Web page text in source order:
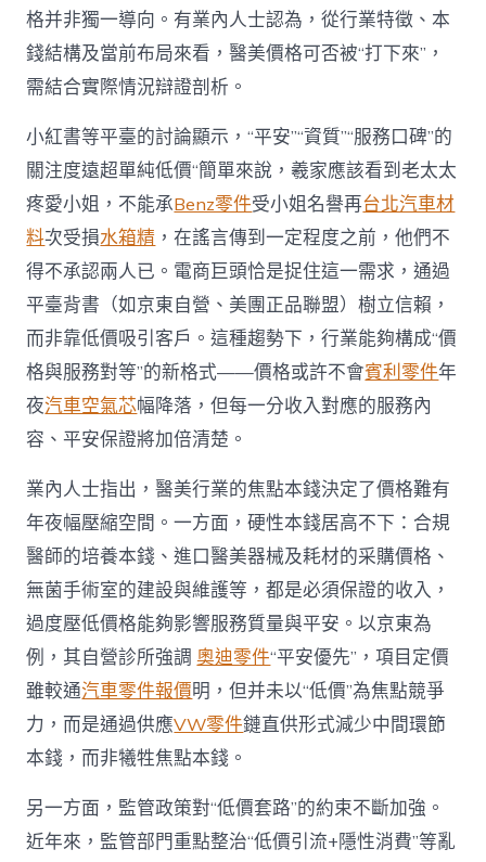
格并非獨一導向。有業內人士認為，從行業特徵、本
錢結構及當前布局來看，醫美價格可否被“打下來”，
需結合實際情況辯證剖析。
小紅書等平臺的討論顯示，“平安”“資質”“服務口碑”的
關注度遠超單純低價“簡單來說，羲家應該看到老太太
疼愛小姐，不能承Benz零件受小姐名譽再台北汽車材
料次受損水箱精 ，在謠言傳到一定程度之前，他們不
得不承認兩人已。電商巨頭恰是捉住這一需求，通過
平臺背書（如京東自營、美團正品聯盟）樹立信賴，
而非靠低價吸引客戶。這種趨勢下，行業能夠構成“價
格與服務對等”的新格式——價格或許不會賓利零件年
夜汽車空氣芯幅降落，但每一分收入對應的服務內
容、平安保證將加倍清楚。
業內人士指出，醫美行業的焦點本錢決定了價格難有
年夜幅壓縮空間。一方面，硬性本錢居高不下：合規
醫師的培養本錢、進口醫美器械及耗材的采購價格、
無菌手術室的建設與維護等，都是必須保證的收入，
過度壓低價格能夠影響服務質量與平安。以京東為
例，其自營診所強調奧迪零件“平安優先”，項目定價
雖較通汽車零件報價明，但并未以“低價”為焦點競爭
力，而是通過供應VW零件鏈直供形式減少中間環節
本錢，而非犧牲焦點本錢。
另一方面，監管政策對“低價套路”的約束不斷加強。
近年來，監管部門重點整治“低價引流+隱性消費”等亂